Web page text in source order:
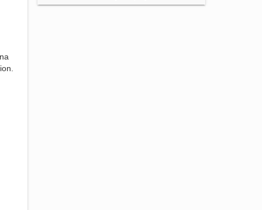
budownictwa w Polsce?